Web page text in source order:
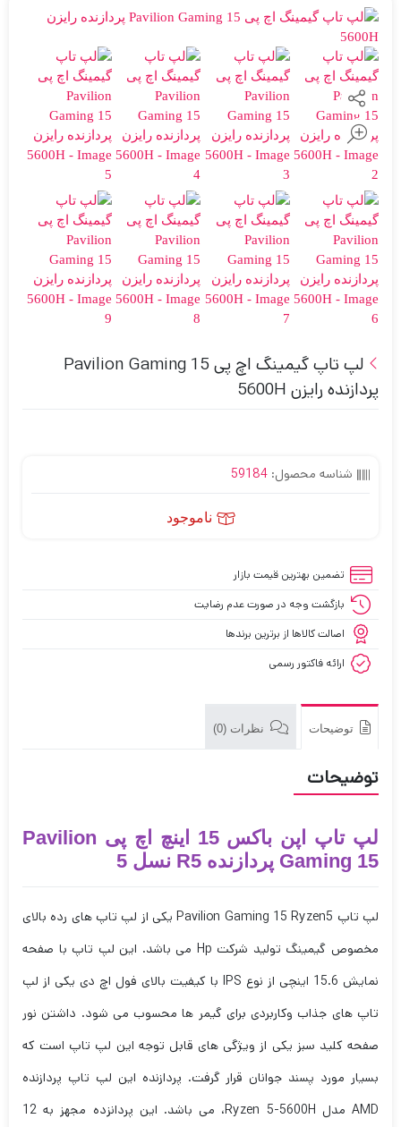
لپ تاپ گیمینگ اچ پی Pavilion Gaming 15
پردازنده رایزن 5600H
شناسه محصول: 59184
ناموجود
تضمین بهترین قیمت بازار
بازگشت وجه در صورت عدم رضایت
اصالت کالاها از برترین برندها
ارائه فاکتور رسمی
توضیحات نظرات (0)
توضیحات
لپ تاپ اپن باکس 15 اینچ اچ پی Pavilion
Gaming 15 پردازنده R5 نسل 5
لپ تاپ Pavilion Gaming 15 Ryzen5 یکی از لپ تاپ های رده بالای
مخصوص گیمینگ تولید شرکت Hp می باشد. این لپ تاپ با صفحه
نمایش 15.6 اینچی از نوع IPS با کیفیت بالای فول اچ دی یکی از لپ
تاپ های جذاب وکاربردی برای گیمر ها محسوب می شود. داشتن نور
صفحه کلید سبز یکی از ویژگی های قابل توجه این لپ تاپ است که
بسیار مورد پسند جوانان قرار گرفت. پردازنده این لپ تاپ پردازنده